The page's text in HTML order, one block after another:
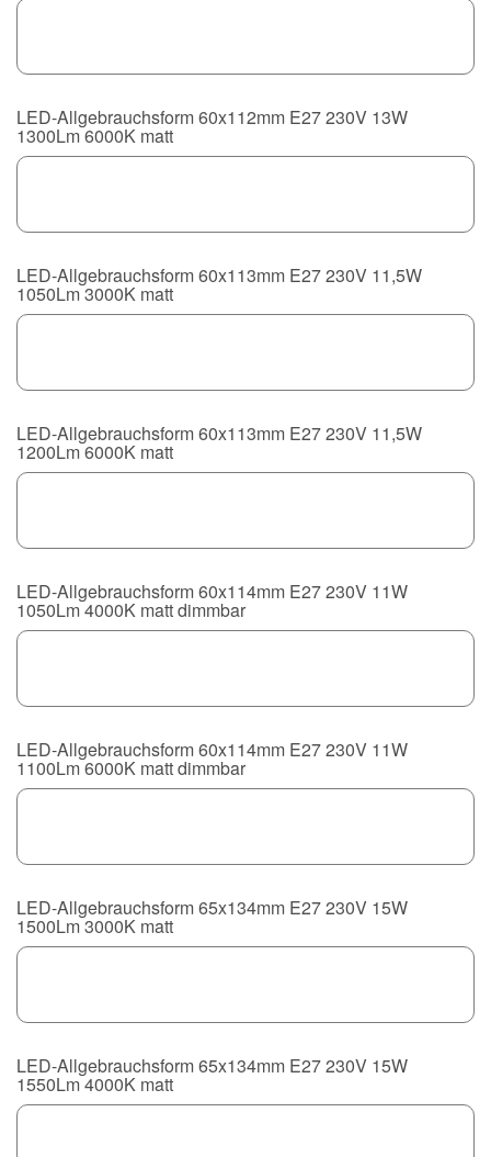
LED-Allgebrauchsform 60x112mm E27 230V 13W
1300Lm 6000K matt
LED-Allgebrauchsform 60x113mm E27 230V 11,5W
1050Lm 3000K matt
LED-Allgebrauchsform 60x113mm E27 230V 11,5W
1200Lm 6000K matt
LED-Allgebrauchsform 60x114mm E27 230V 11W
1050Lm 4000K matt dimmbar
LED-Allgebrauchsform 60x114mm E27 230V 11W
1100Lm 6000K matt dimmbar
LED-Allgebrauchsform 65x134mm E27 230V 15W
1500Lm 3000K matt
LED-Allgebrauchsform 65x134mm E27 230V 15W
1550Lm 4000K matt